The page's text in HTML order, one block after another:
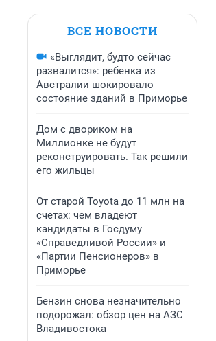
ВСЕ НОВОСТИ
«Выглядит, будто сейчас
развалится»: ребенка из
Австралии шокировало
состояние зданий в Приморье
Дом с двориком на
Миллионке не будут
реконструировать. Так решили
его жильцы
От старой Toyota до 11 млн на
счетах: чем владеют
кандидаты в Госдуму
«Справедливой России» и
«Партии Пенсионеров» в
Приморье
Бензин снова незначительно
подорожал: обзор цен на АЗС
Владивостока